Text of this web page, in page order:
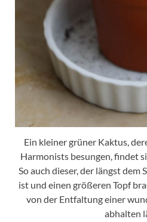
Ein kleiner grüner Kaktus,
Harmonists besungen, findet
So auch dieser, der längst dem
ist und einen größeren Topf
von der Entfaltung einer
abhalten